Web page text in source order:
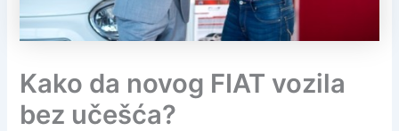
Kako da novog FIAT vozila
bez učešća?